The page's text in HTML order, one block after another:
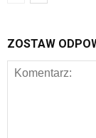
ZOSTAW